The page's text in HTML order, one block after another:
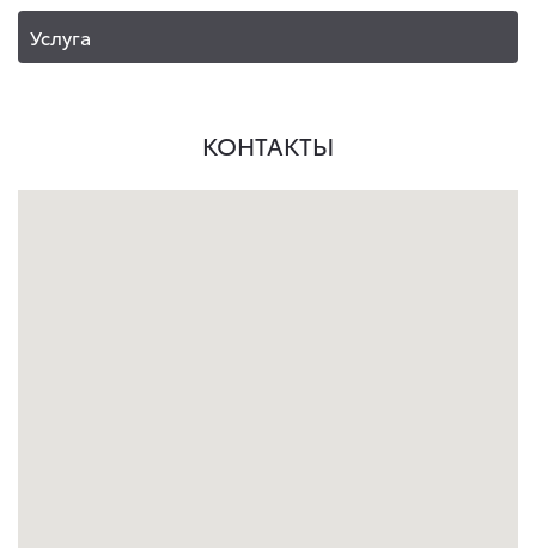
Услуга
КОНТАКТЫ